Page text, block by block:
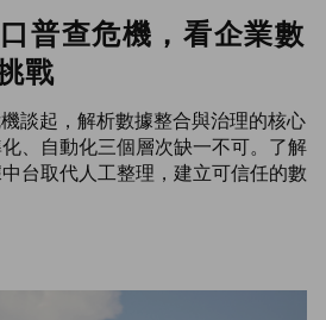
普查危機，看企業數
戰
談起，解析數據整合與治理的核心
、自動化三個層次缺一不可。了解
台取代人工整理，建立可信任的數